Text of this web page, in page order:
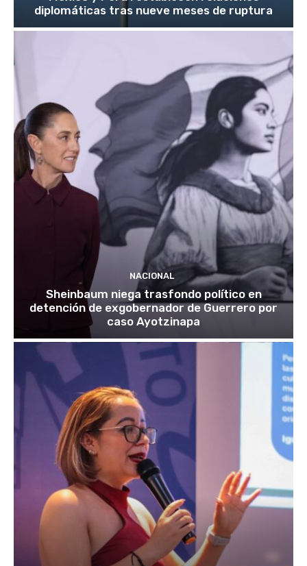
diplomáticas tras nueve meses de ruptura
NACIONAL
Sheinbaum niega trasfondo político en
detención de exgobernador de Guerrero por
caso Ayotzinapa